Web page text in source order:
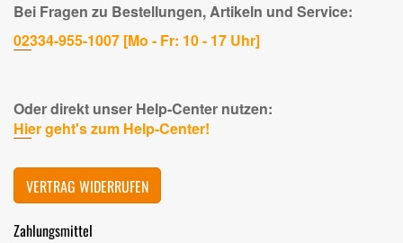
Bei Fragen zu Bestellungen, Artikeln und Service:
02334-955-1007 [Mo - Fr: 10 - 17 Uhr]
Oder direkt unser Help-Center nutzen:
Hier geht's zum Help-Center!
VERTRAG WIDERRUFEN
Zahlungsmittel